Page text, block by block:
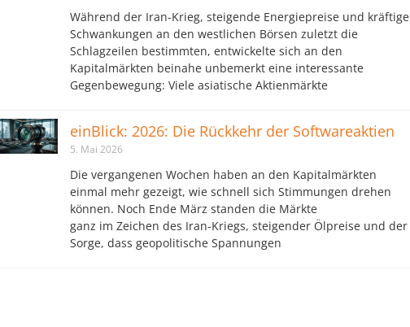
Während der Iran-Krieg, steigende Energiepreise und kräftige
Schwankungen an den westlichen Börsen zuletzt die
Schlagzeilen bestimmten, entwickelte sich an den
Kapitalmärkten beinahe unbemerkt eine interessante
Gegenbewegung: Viele asiatische Aktienmärkte
einBlick: 2026: Die Rückkehr der Softwareaktien
5. Mai 2026
Die vergangenen Wochen haben an den Kapitalmärkten
einmal mehr gezeigt, wie schnell sich Stimmungen drehen
können. Noch Ende März standen die Märkte
ganz im Zeichen des Iran-Kriegs, steigender Ölpreise und der
Sorge, dass geopolitische Spannungen